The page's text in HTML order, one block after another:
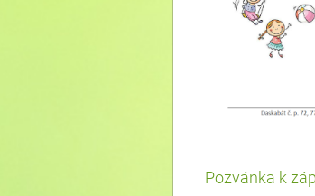
Pozvánka k